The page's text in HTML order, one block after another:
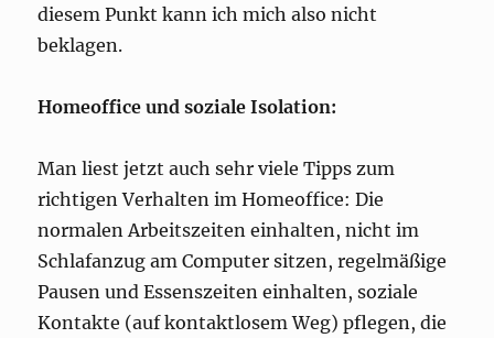
diesem Punkt kann ich mich also nicht
beklagen.
Homeoffice und soziale Isolation:
Man liest jetzt auch sehr viele Tipps zum
richtigen Verhalten im Homeoffice: Die
normalen Arbeitszeiten einhalten, nicht im
Schlafanzug am Computer sitzen, regelmäßige
Pausen und Essenszeiten einhalten, soziale
Kontakte (auf kontaktlosem Weg) pflegen, die